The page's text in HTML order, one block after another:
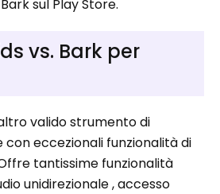
sul Play Store.
vs. Bark per
valido strumento di
eccezionali funzionalità di
tantissime funzionalità
unidirezionale , accesso